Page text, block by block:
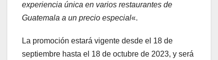
experiencia única en varios restaurantes de
Guatemala a un precio especial«.
La promoción estará vigente desde el 18 de
septiembre hasta el 18 de octubre de 2023, y será